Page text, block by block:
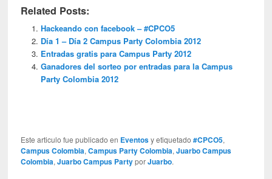
Related Posts:
Hackeando con facebook – #CPCO5
Día 1 – Día 2 Campus Party Colombia 2012
Entradas gratis para Campus Party 2012
Ganadores del sorteo por entradas para la Campus
Party Colombia 2012
Este articulo fue publicado en Eventosy etiquetado#CPCO5,
Campus Colombia,Campus Party Colombia,Juarbo Campus
Colombia,Juarbo Campus PartyporJuarbo.